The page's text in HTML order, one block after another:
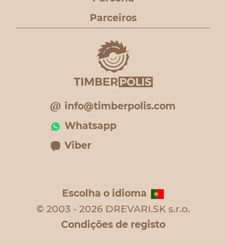
Parceiros
info@timberpolis.com
Whatsapp
Viber
Escolha o idioma
© 2003 - 2026 DREVARI.SK s.r.o.
Condições de registo